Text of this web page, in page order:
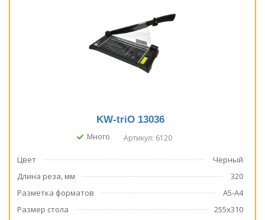
KW-triO 13036
Много Артикул: 6120
Цвет
Черный
Длина реза, мм
320
Разметка форматов
А5-А4
Размер стола
255x310